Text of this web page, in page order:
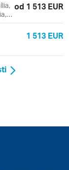
od 1 513 EUR
1 513 EUR